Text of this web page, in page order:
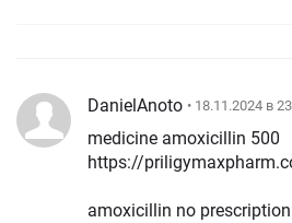
DanielAnoto • 18.11.2024 в
medicine amoxicillin 500
https://
amoxicillin no prescription